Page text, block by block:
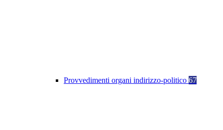
Provvedimenti organi indirizzo-politico 67